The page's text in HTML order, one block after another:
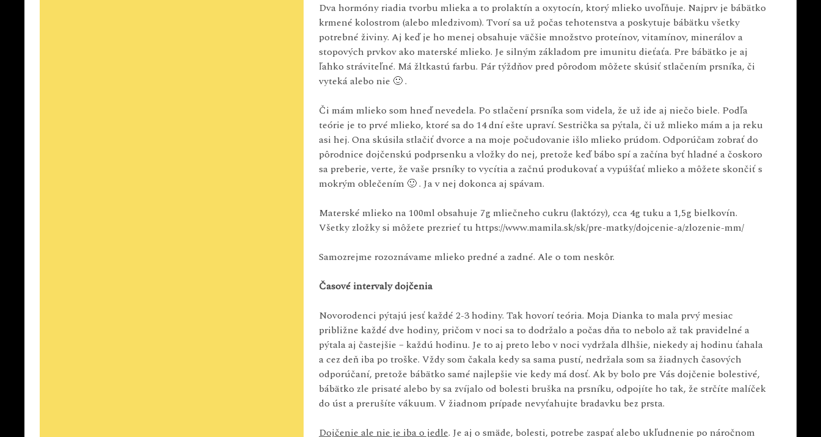
Dva hormóny riadia tvorbu mlieka a to prolaktín a oxytocín, ktorý mlieko uvoľňuje. Najprv je bábätko
krmené kolostrom (alebo mledzivom). Tvorí sa už počas tehotenstva a poskytuje bábätku všetky
potrebné živiny. Aj keď je ho menej obsahuje väčšie množstvo proteínov, vitamínov, minerálov a
stopových prvkov ako materské mlieko. Je silným základom pre imunitu dieťaťa. Pre bábätko je aj
ľahko stráviteľné. Má žltkastú farbu. Pár týždňov pred pôrodom môžete skúsiť stlačením prsníka, či
vyteká alebo nie 🙂 .
Či mám mlieko som hneď nevedela. Po stlačení prsníka som videla, že už ide aj niečo biele. Podľa
teórie je to prvé mlieko, ktoré sa do 14 dní ešte upraví. Sestrička sa pýtala, či už mlieko mám a ja reku
asi hej. Ona skúsila stlačiť dvorce a na moje počudovanie išlo mlieko prúdom. Odporúčam zobrať do
pôrodnice dojčenskú podprsenku a vložky do nej, pretože keď bábo spí a začína byť hladné a čoskoro
sa preberie, verte, že vaše prsníky to vycítia a začnú produkovať a vypúšťať mlieko a môžete skončiť s
mokrým oblečením 🙂 . Ja v nej dokonca aj spávam.
Materské mlieko na 100ml obsahuje 7g mliečneho cukru (laktózy), cca 4g tuku a 1,5g bielkovín.
Všetky zložky si môžete prezrieť tu https://www.mamila.sk/sk/pre-matky/dojcenie-a/zlozenie-mm/
Samozrejme rozoznávame mlieko predné a zadné. Ale o tom neskôr.
Časové intervaly dojčenia
Novorodenci pýtajú jesť každé 2-3 hodiny. Tak hovorí teória. Moja Dianka to mala prvý mesiac
približne každé dve hodiny, pričom v noci sa to dodržalo a počas dňa to nebolo až tak pravidelné a
pýtala aj častejšie – každú hodinu. Je to aj preto lebo v noci vydržala dlhšie, niekedy aj hodinu ťahala
a cez deň iba po troške. Vždy som čakala kedy sa sama pustí, nedržala som sa žiadnych časových
odporúčaní, pretože bábätko samé najlepšie vie kedy má dosť. Ak by bolo pre Vás dojčenie bolestivé,
bábätko zle prisaté alebo by sa zvíjalo od bolesti bruška na prsníku, odpojíte ho tak, že strčíte malíček
do úst a prerušíte vákuum. V žiadnom prípade nevyťahujte bradavku bez prsta.
Dojčenie ale nie je iba o jedle. Je aj o smäde, bolesti, potrebe zaspať alebo ukľudnenie po náročnom